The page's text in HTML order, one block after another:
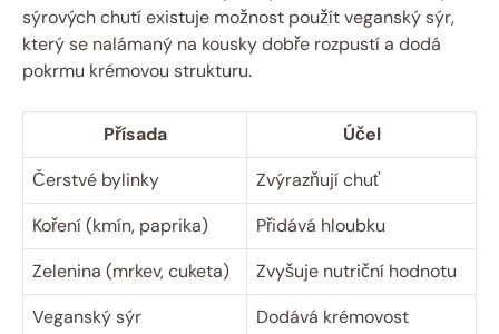
sýrových chutí existuje možnost použít veganský sýr,
který se nalámaný na kousky dobře rozpustí a dodá
pokrmu krémovou strukturu.
Přísada
Účel
Čerstvé bylinky
Zvýrazňují chuť
Koření (kmín, paprika)
Přidává hloubku
Zelenina (mrkev, cuketa)
Zvyšuje nutriční hodnotu
Veganský sýr
Dodává krémovost